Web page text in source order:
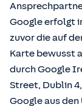
Google erfolgt
zuvor die auf
Karte bewusst
durch Google
Street, Dublin
Google aus